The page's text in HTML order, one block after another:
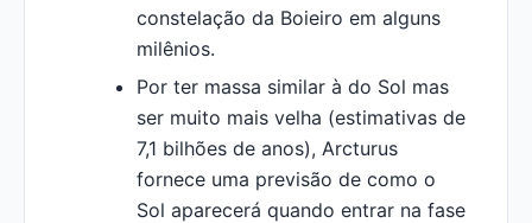
constelação da Boieiro em alguns
milênios.
Por ter massa similar à do Sol mas
ser muito mais velha (estimativas de
7,1 bilhões de anos), Arcturus
fornece uma previsão de como o
Sol aparecerá quando entrar na fase